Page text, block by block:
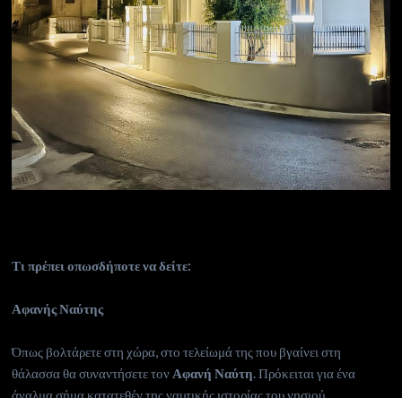
Τι πρέπει οπωσδήποτε να δείτε:
Αφανής Ναύτης
Όπως βολτάρετε στη χώρα, στο τελείωμά της που βγαίνει στη
θάλασσα θα συναντήσετε τον Αφανή Ναύτη. Πρόκειται για ένα
άγαλμα σήμα κατατεθέν της ναυτικής ιστορίας του νησιού.